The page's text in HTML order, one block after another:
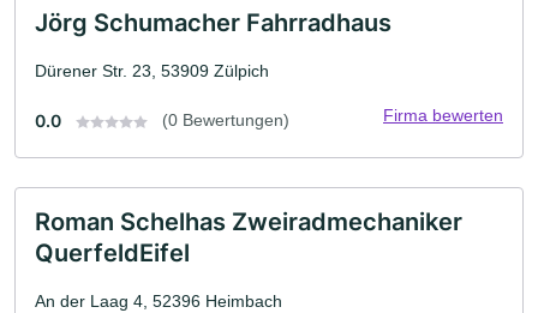
Jörg Schumacher Fahrradhaus
Dürener Str. 23, 53909 Zülpich
0.0 (0 Bewertungen) Firma bewerten
Roman Schelhas Zweiradmechaniker
QuerfeldEifel
An der Laag 4, 52396 Heimbach